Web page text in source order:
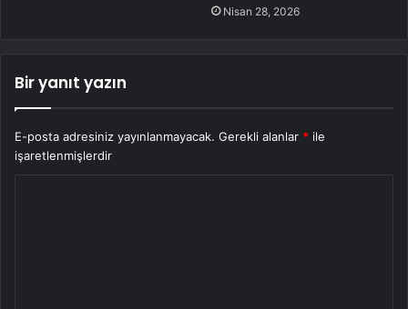
Nisan 28, 2026
Bir yanıt yazın
E-posta adresiniz yayınlanmayacak. Gerekli alanlar * ile
işaretlenmişlerdir